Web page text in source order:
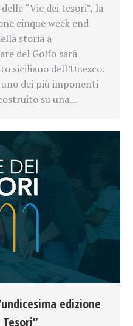
“Vie dei tesori”, la
cinque week end
storia a
del Golfo sarà
siciliano dell’Unesco.
dei più imponenti
su una…
edizione